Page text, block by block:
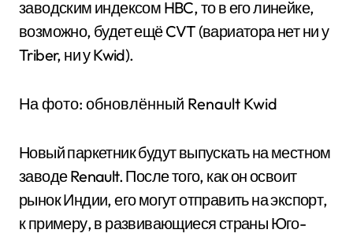
заводским индексом HBC, то в его линейке,
возможно, будет ещё CVT (вариатора нет ни у
Triber, ни у Kwid).
На фото: обновлённый Renault Kwid
Новый паркетник будут выпускать на местном
заводе Renault. После того, как он освоит
рынок Индии, его могут отправить на экспорт,
к примеру, в развивающиеся страны Юго-